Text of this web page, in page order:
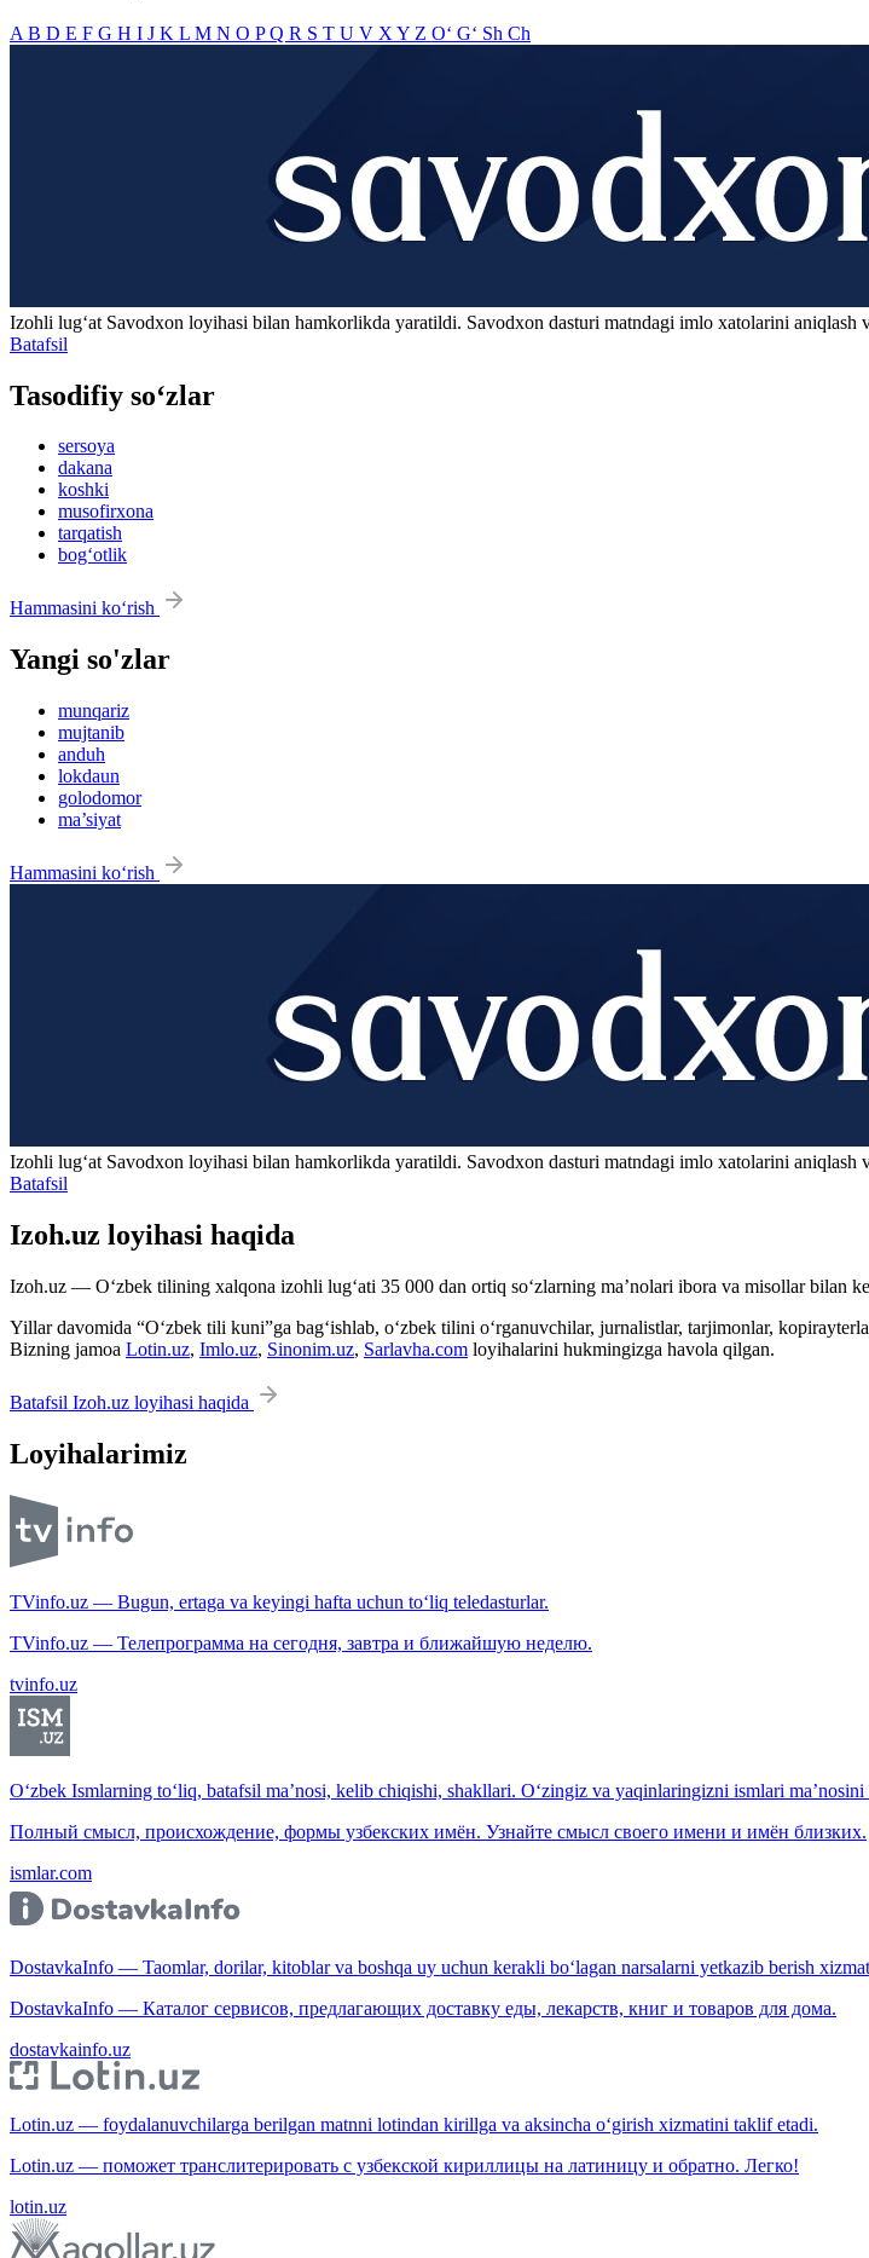
A B D E F G H I J K L M N O PQ R S T U V X Y Z O‘ G‘ Sh Ch
Izohli lugʻat Savodxon loyihasi bilan hamkorlikda yaratildi. Savodxon dasturi matndagi imlo xatolarini aniqlash
Batafsil
Tasodifiy so‘zlar
sersoya
dakana
koshki
musofirxona
tarqatish
bog‘otlik
Hammasini ko‘rish
Yangi so'zlar
munqariz
mujtanib
anduh
lokdaun
golodomor
ma’siyat
Hammasini ko‘rish
Izohli lugʻat Savodxon loyihasi bilan hamkorlikda yaratildi. Savodxon dasturi matndagi imlo xatolarini aniqlash
Batafsil
Izoh.uz loyihasi haqida
Izoh.uz — O‘zbek tilining xalqona izohli lug‘ati 35 000 dan ortiq so‘zlarning ma’nolari ibora va misollar bilan
Yillar davomida “O‘zbek tili kuni”ga bag‘ishlab, o‘zbek tilini o‘rganuvchilar, jurnalistlar, tarjimonlar,
Bizning jamoa Lotin.uz, Imlo.uz, Sinonim.uz, Sarlavha.com loyihalarini hukmingizga havola qilgan.
Batafsil Izoh.uz loyihasi haqida
Loyihalarimiz
TVinfo.uz — Bugun, ertaga va keyingi hafta uchun to‘liq teledasturlar.
TVinfo.uz — Телепрограмма на сегодня, завтра и ближайшую неделю.
tvinfo.uz
O‘zbek Ismlarning to‘liq, batafsil ma’nosi, kelib chiqishi, shakllari. O‘zingiz va yaqinlaringizni ismlari
Полный смысл, происхождение, формы узбекских имён. Узнайте смысл своего имени и имён близких.
ismlar.com
DostavkaInfo — Taomlar, dorilar, kitoblar va boshqa uy uchun kerakli bo‘lagan narsalarni yetkazib berish
DostavkaInfo — Каталог сервисов, предлагающих доставку еды, лекарств, книг и товаров для дома.
dostavkainfo.uz
Lotin.uz — foydalanuvchilarga berilgan matnni lotindan kirillga va aksincha o‘girish xizmatini taklif etadi.
Lotin.uz — поможет транслитерировать с узбекской кириллицы на латиницу и обратно. Легко!
lotin.uz